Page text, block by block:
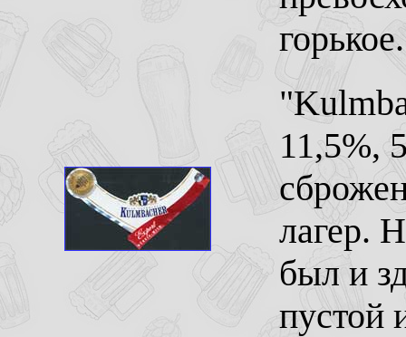
горькое.
11,5%,
лагер.
был и
пустой